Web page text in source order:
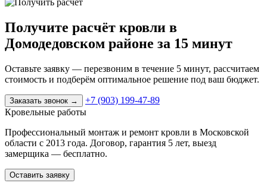
Получите расчёт кровли в
Домодедовском районе за 15 минут
Оставьте заявку — перезвоним в течение 5 минут, рассчитаем
стоимость и подберём оптимальное решение под ваш бюджет.
Заказать звонок →
+7 (903) 199-47-89
Кровельные работы
Профессиональный монтаж и ремонт кровли в Московской
области с 2013 года. Договор, гарантия 5 лет, выезд
замерщика — бесплатно.
Оставить заявку